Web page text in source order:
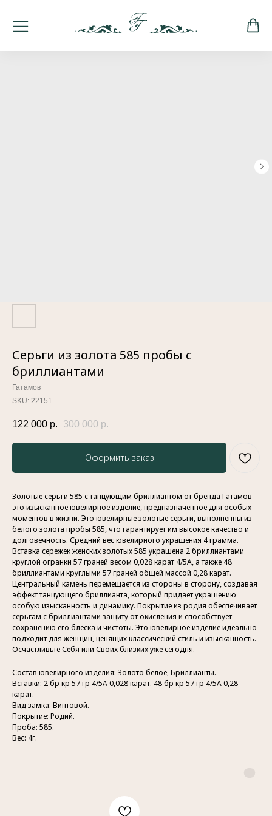
Серьги из золота 585 пробы с
бриллиантами
Гатамов
SKU: 22151
122 000 р. 300 000 р.
Оформить заказ
Золотые серьги 585 с танцующим бриллиантом от бренда Гатамов –
это изысканное ювелирное изделие, предназначенное для особых
моментов в жизни. Это ювелирные золотые серьги, выполненны из
белого золота пробы 585, что гарантирует им высокое качество и
долговечность. Средний вес ювелирного украшения 4 грамма.
Вставка сережек женских золотых 585 украшена 2 бриллиантами
круглой огранки 57 граней весом 0,028 карат 4/5А, а также 48
бриллиантами круглыми 57 граней общей массой 0,28 карат.
Центральный камень перемещается из стороны в сторону, создавая
эффект танцующего бриллианта, который придает украшению
особую изысканность и динамику. Покрытие из родия обеспечивает
серьгам с бриллиантами защиту от окисления и способствует
сохранению его блеска и чистоты. Это ювелирное изделие идеально
подходит для женщин, ценящих классический стиль и изысканность.
Осчастливьте Себя или Своих близких уже сегодня.
Состав ювелирного изделия: Золото белое, Бриллианты.
Вставки: 2 бр кр 57 гр 4/5А 0,028 карат. 48 бр кр 57 гр 4/5А 0,28
карат.
Вид замка: Винтовой.
Покрытие: Родий.
Проба: 585.
Вес: 4г.